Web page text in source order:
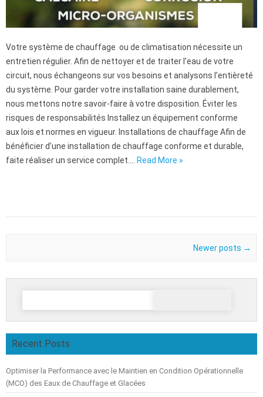
Votre système de chauffage ou de climatisation nécessite un
entretien régulier. Afin de nettoyer et de traiter l’eau de votre
circuit, nous échangeons sur vos besoins et analysons l’entièreté
du système. Pour garder votre installation saine durablement,
nous mettons notre savoir-faire à votre disposition. Éviter les
risques de responsabilités Installez un équipement conforme
aux lois et normes en vigueur. Installations de chauffage Afin de
bénéficier d’une installation de chauffage conforme et durable,
faite réaliser un service complet.…
Read More »
Newer posts →
Rechercher :
Recent Posts
Optimiser la Performance avec le Maintien en Condition Opérationnelle
(MCO) des Eaux de Chauffage et Glacées